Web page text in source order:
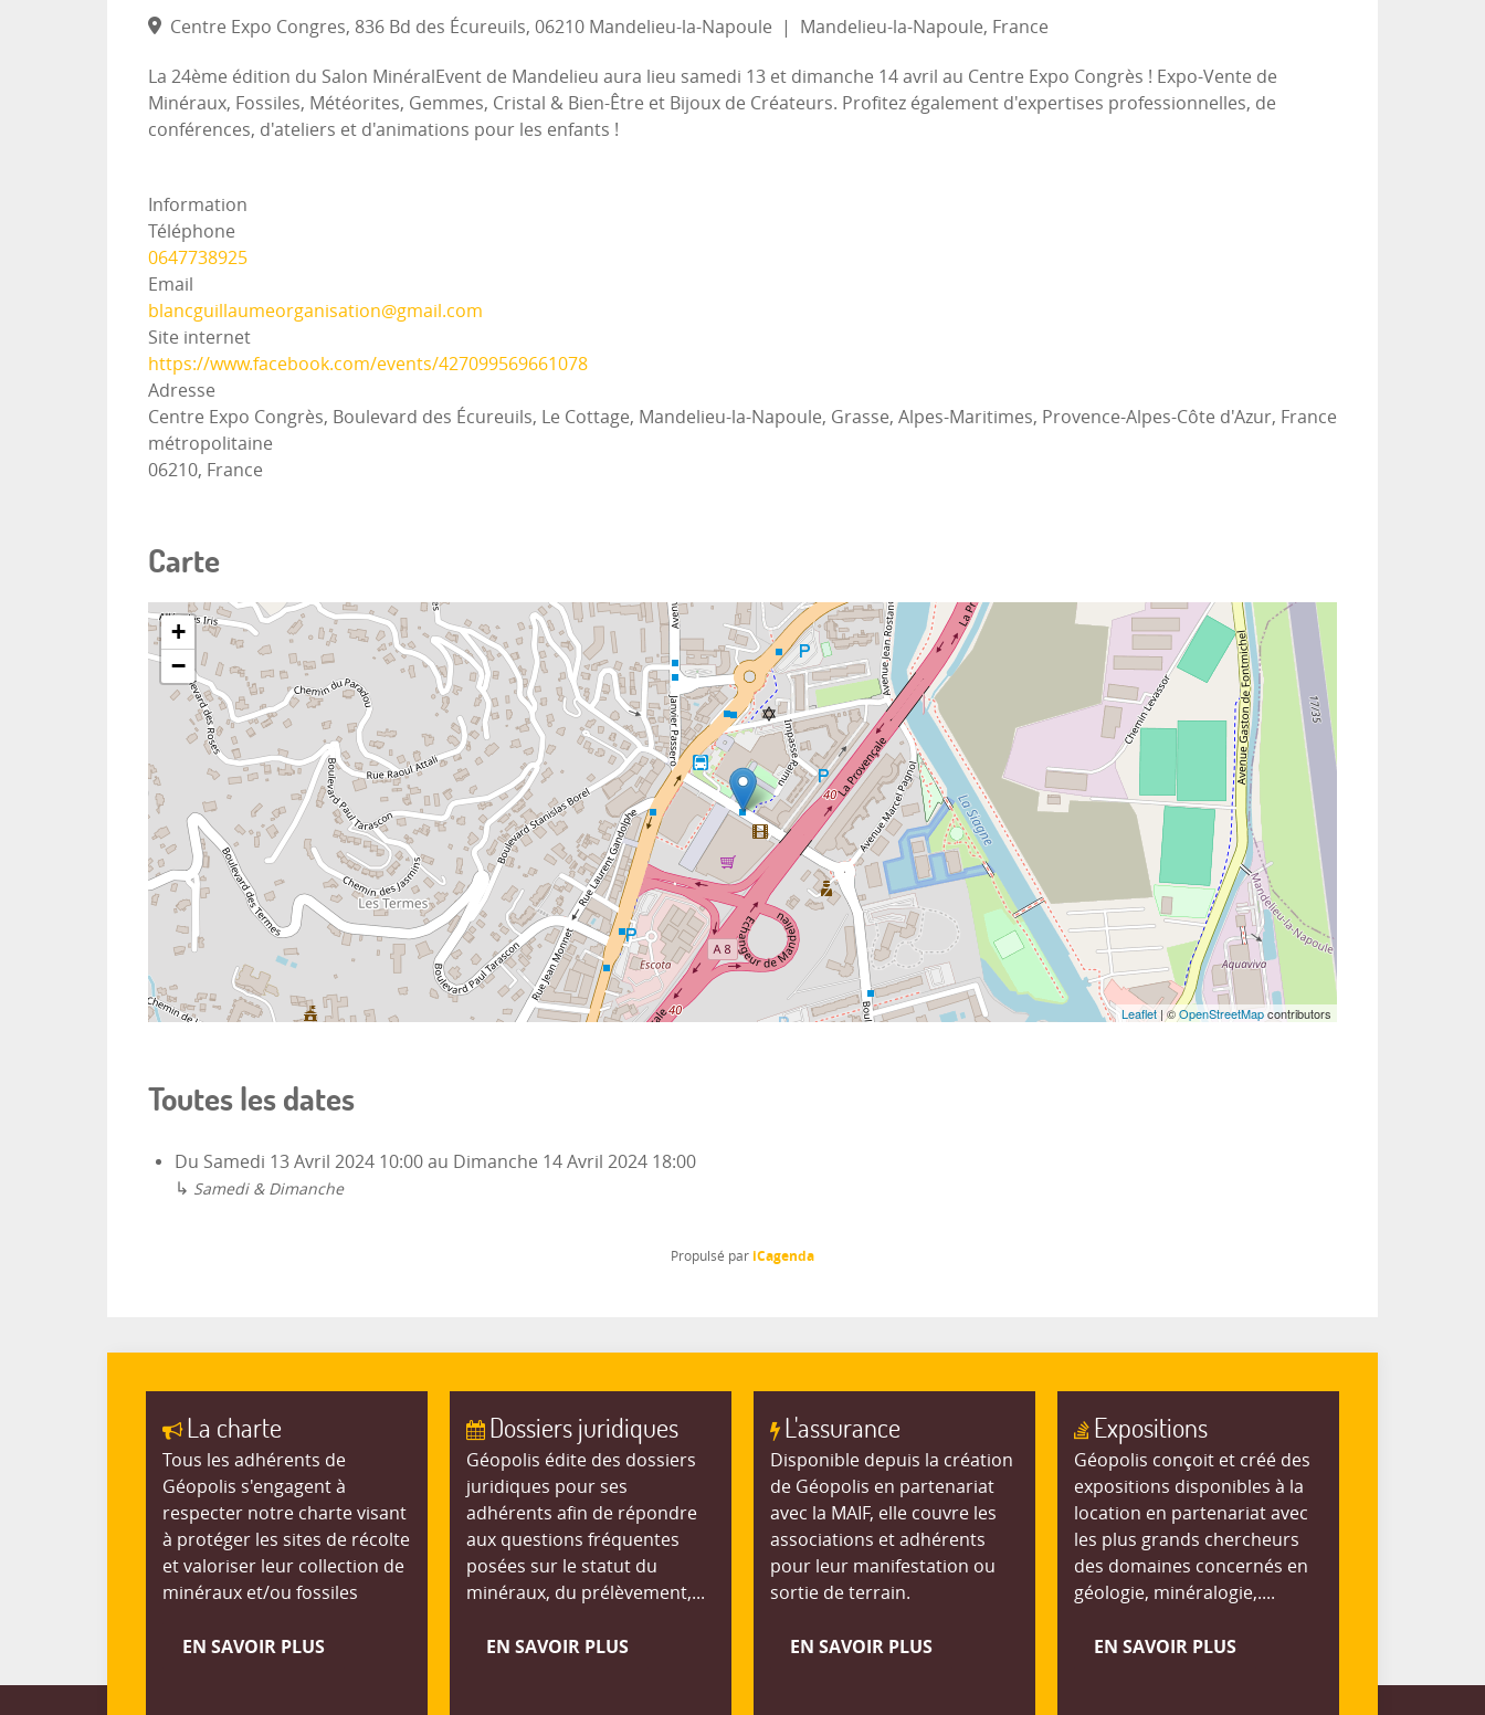
Centre Expo Congres, 836 Bd des Écureuils, 06210 Mandelieu-la-Napoule | Mandelieu-la-Napoule, France
La 24ème édition du Salon MinéralEvent de Mandelieu aura lieu samedi 13 et dimanche 14 avril au Centre Expo Congrès ! Expo-Vente de
Minéraux, Fossiles, Météorites, Gemmes, Cristal & Bien-Être et Bijoux de Créateurs. Profitez également d'expertises professionnelles, de
conférences, d'ateliers et d'animations pour les enfants !
Information
Téléphone
0647738925
Email
blancguillaumeorganisation@gmail.com
Site internet
https://www.facebook.com/events/427099569661078
Adresse
Centre Expo Congrès, Boulevard des Écureuils, Le Cottage, Mandelieu-la-Napoule, Grasse, Alpes-Maritimes, Provence-Alpes-Côte d'Azur, France
métropolitaine
06210, France
Carte
+
−
Leaflet | ©OpenStreetMapcontributors
Toutes les dates
Du Samedi 13 Avril 2024 10:00 au Dimanche 14 Avril 2024 18:00
↳ Samedi & Dimanche
Propulsé par iCagenda
La charte
Tous les adhérents de
Géopolis s'engagent à
respecter notre charte visant
à protéger les sites de récolte
et valoriser leur collection de
minéraux et/ou fossiles
EN SAVOIR PLUS
Dossiers juridiques
Géopolis édite des dossiers
juridiques pour ses
adhérents afin de répondre
aux questions fréquentes
posées sur le statut du
minéraux, du prélèvement,...
EN SAVOIR PLUS
L'assurance
Disponible depuis la création
de Géopolis en partenariat
avec la MAIF, elle couvre les
associations et adhérents
pour leur manifestation ou
sortie de terrain.
EN SAVOIR PLUS
Expositions
Géopolis conçoit et créé des
expositions disponibles à la
location en partenariat avec
les plus grands chercheurs
des domaines concernés en
géologie, minéralogie,....
EN SAVOIR PLUS